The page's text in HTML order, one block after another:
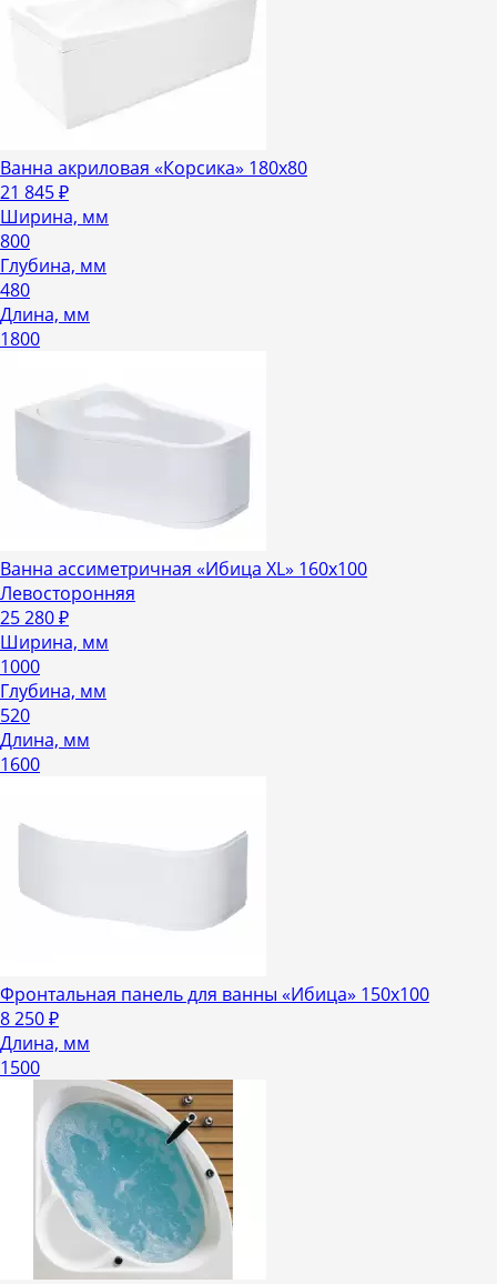
Ванна акриловая «Корсика» 180х80
21 845₽
Ширина, мм
800
Глубина, мм
480
Длина, мм
1800
Ванна ассиметричная «Ибица XL» 160х100
Левосторонняя
25 280₽
Ширина, мм
1000
Глубина, мм
520
Длина, мм
1600
Фронтальная панель для ванны «Ибица» 150х100
8 250₽
Длина, мм
1500